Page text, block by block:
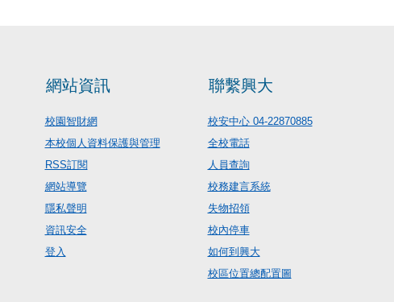
網站資訊
校園智財網
本校個人資料保護與管理
RSS訂閱
網站導覽
隱私聲明
資訊安全
登入
聯繫興大
校安中心 04-22870885
全校電話
人員查詢
校務建言系統
失物招領
校內停車
如何到興大
校區位置總配置圖